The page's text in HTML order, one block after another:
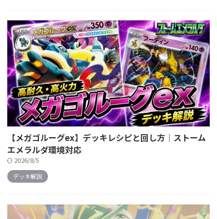
【メガゴルーグex】デッキレシピと回し方｜ストーム
エメラルダ環境対応
2026/8/5
デッキ解説